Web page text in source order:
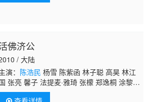
佛济公
/ 大陆
演： 陈浩民 杨雪 陈紫函 林子聪 高昊 林江
张亮 馨子 法提麦·雅琦 张檬 郑逸桐 涂黎
严屹宽